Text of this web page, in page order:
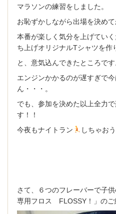
マラソンの練習をしました。
お恥ずかしながら出場を決め
本番が楽しく気分を上げてい
ち上げオリジナルTシャツを作
と、意気込んできたところです
エンジンかかるのが遅すぎで
ん・・・。
でも、参加を決めた以上全力
す！！
今夜もナイトラン
しちゃお
さて、６つのフレーバーで子
専用フロス FLOSSY！」のご